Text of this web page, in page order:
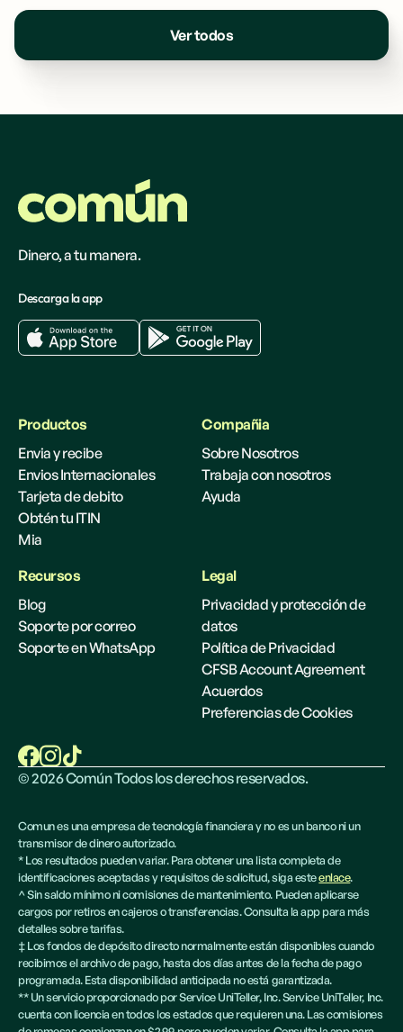
Ver todos
Dinero, a tu manera.
Descarga la app
Productos
Envia y recibe
Envios Internacionales
Tarjeta de debito
Obtén tu ITIN
Mia
Compañia
Sobre Nosotros
Trabaja con nosotros
Ayuda
Recursos
Blog
Soporte por correo
Soporte en WhatsApp
Legal
Privacidad y protección de
datos
Política de Privacidad
CFSB Account Agreement
Acuerdos
Preferencias de Cookies
©2026Común Todos los derechos reservados.
Comun es una empresa de tecnología financiera y no es un banco ni un
transmisor de dinero autorizado.
* Los resultados pueden variar. Para obtener una lista completa de
identificaciones aceptadas y requisitos de solicitud, siga esteenlace.
^ Sin saldo mínimo ni comisiones de mantenimiento. Pueden aplicarse
cargos por retiros en cajeros o transferencias. Consulta la app para más
detalles sobre tarifas.
‡ Los fondos de depósito directo normalmente están disponibles cuando
recibimos el archivo de pago, hasta dos días antes de la fecha de pago
programada. Esta disponibilidad anticipada no está garantizada.
** Un servicio proporcionado por Service UniTeller, Inc. Service UniTeller, Inc.
cuenta con licencia en todos los estados que requieren una. Las comisiones